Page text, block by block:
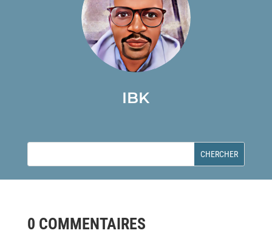
IBK
0 COMMENTAIRES